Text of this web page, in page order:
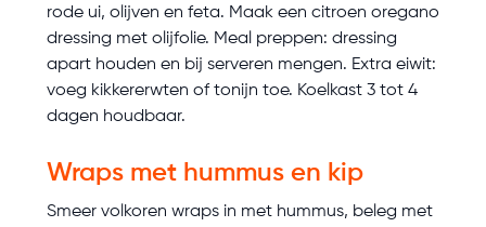
rode ui, olijven en feta. Maak een citroen oregano
dressing met olijfolie. Meal preppen: dressing
apart houden en bij serveren mengen. Extra eiwit:
voeg kikkererwten of tonijn toe. Koelkast 3 tot 4
dagen houdbaar.
Wraps met hummus en kip
Smeer volkoren wraps in met hummus, beleg met